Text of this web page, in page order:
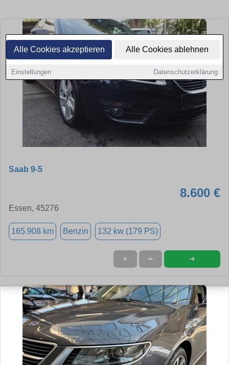
Alle Cookies akzeptieren Alle Cookies ablehnen
Einstellungen Datenschutzerklärung
Saab 9-5
8.600 €
Essen, 45276
165.908 km Benzin 132 kw (179 PS)
★ ➦ ➜